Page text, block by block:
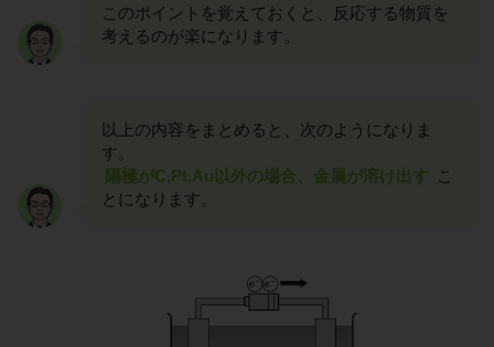
このポイントを覚えておくと、反応する物質を
考えるのが楽になります。
以上の内容をまとめると、次のようになりま
す。
陽極がC,Pt,Au以外の場合、金属が溶け出す
こ
とになります。